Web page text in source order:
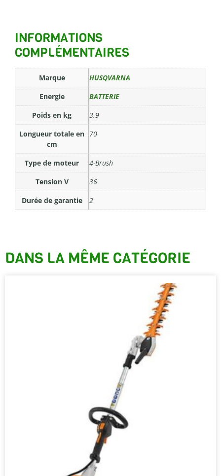
INFORMATIONS
COMPLÉMENTAIRES
Energie BATTERIE
Marque HUSQVARNA
Poids en kg
3.9
Longueur totale en
cm
70
Type de moteur
4-Brush
Tension V
36
Durée de garantie
2
DANS LA MÊME CATÉGORIE